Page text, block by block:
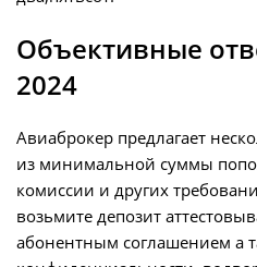
Объективные
2024
Авиаброкер предлагает
из минимальной суммы
комиссии и других
возьмите депозит
абонентным соглашением а